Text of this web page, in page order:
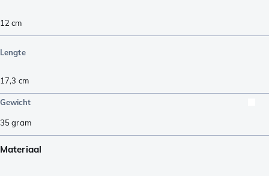
12 cm
Lengte
17,3 cm
Gewicht
35gram
Materiaal